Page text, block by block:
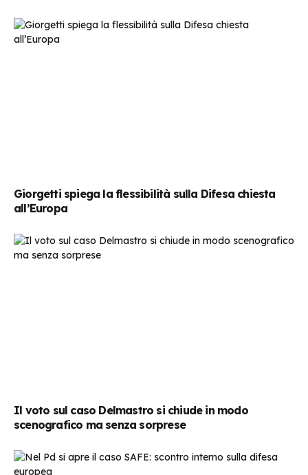
Giorgetti spiega la flessibilità sulla Difesa chiesta
all’Europa
Il voto sul caso Delmastro si chiude in modo
scenografico ma senza sorprese